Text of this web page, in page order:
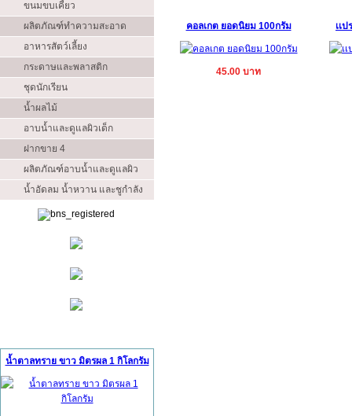
ขนมขบเคี้ยว
ผลิตภัณฑ์ทำความสะอาด
อาหารสัตว์เลี้ยง
กระดาษและพลาสติก
ชุดนักเรียน
น้ำผลไม้
อาบน้ำและดูแลผิวเด็ก
ฝากขาย 4
ผลิตภัณฑ์อาบน้ำและดูแลผิว
น้ำอัดลม น้ำหวาน และชูกำลัง
น้ำตาลทราย ขาว มิตรผล 1 กิโลกรัม
คอลเกต ยอดนิยม 100กรัม
45.00 บาท
เเ